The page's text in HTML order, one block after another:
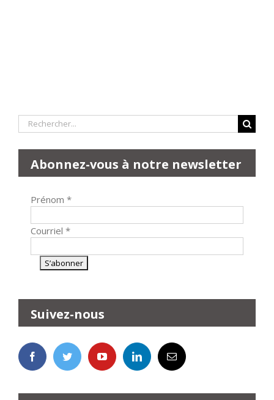
Rechercher:
Abonnez-vous à notre newsletter
Prénom *
Courriel *
Suivez-nous